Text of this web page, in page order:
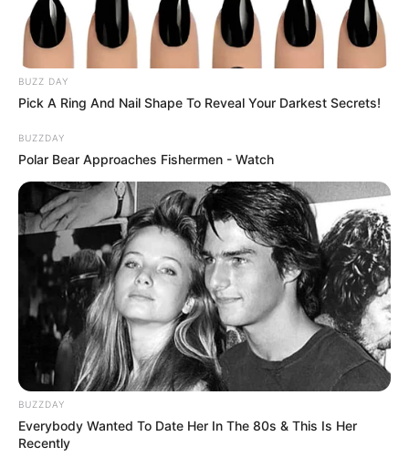
BUZZ DAY
Pick A Ring And Nail Shape To Reveal Your Darkest Secrets!
BUZZDAY
Polar Bear Approaches Fishermen - Watch
BUZZDAY
Everybody Wanted To Date Her In The 80s & This Is Her
Recently